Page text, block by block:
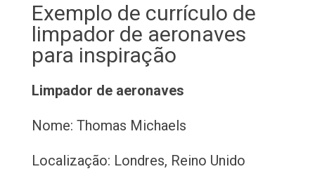
Exemplo de currículo de
limpador de aeronaves
para inspiração
Limpador de aeronaves
Nome: Thomas Michaels
Localização: Londres, Reino Unido